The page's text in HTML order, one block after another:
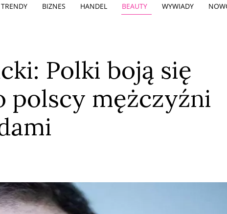
BIZNES HANDEL BEAUTY WYWIADY
Polki boją się
mężczyźni